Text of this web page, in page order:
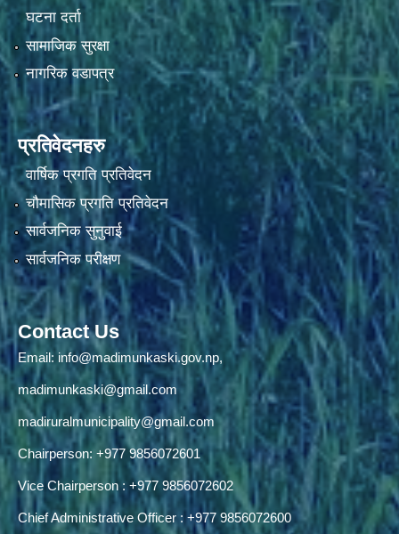
घटना दर्ता
सामाजिक सुरक्षा
नागरिक वडापत्र
प्रतिवेदनहरु
वार्षिक प्रगति प्रतिवेदन
चौमासिक प्रगति प्रतिवेदन
सार्वजनिक सुनुवाई
सार्वजनिक परीक्षण
Contact Us
Email: info@madimunkaski.gov.np,
madimunkaski@gmail.com
madiruralmunicipality@gmail.com
Chairperson: +977 9856072601
Vice Chairperson : +977 9856072602
Chief Administrative Officer : +977 9856072600